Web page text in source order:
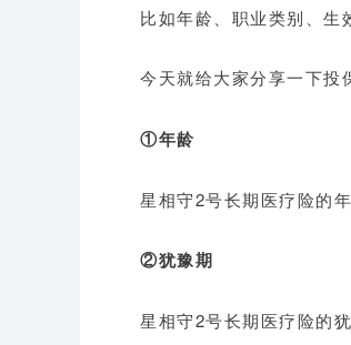
比如年龄、职业类别、生
今天就给大家分享一下投
①年龄
星相守2号长期医疗险的
②犹豫期
星相守2号长期医疗险的